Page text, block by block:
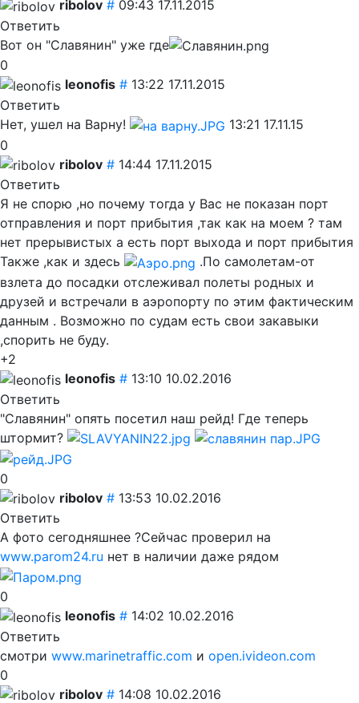
ribolov # 09:43 17.11.2015
Ответить
Вот он "Славянин" уже где
0
leonofis # 13:22 17.11.2015
Ответить
Нет, ушел на Варну!
13:21 17.11.15
0
ribolov # 14:44 17.11.2015
Ответить
Я не спорю ,но почему тогда у Вас не показан порт
отправления и порт прибытия ,так как на моем ? там
нет прерывистых а есть порт выхода и порт прибытия
Также ,как и здесь
.По самолетам-от
взлета до посадки отслеживал полеты родных и
друзей и встречали в аэропорту по этим фактическим
данным . Возможно по судам есть свои закавыки
,спорить не буду.
+2
leonofis # 13:10 10.02.2016
Ответить
"Славянин" опять посетил наш рейд! Где теперь
штормит?
0
ribolov # 13:53 10.02.2016
Ответить
А фото сегодняшнее ?Сейчас проверил на
www.parom24.ru нет в наличии даже рядом
0
leonofis # 14:02 10.02.2016
Ответить
смотри www.marinetraffic.com и open.ivideon.com
0
ribolov # 14:08 10.02.2016